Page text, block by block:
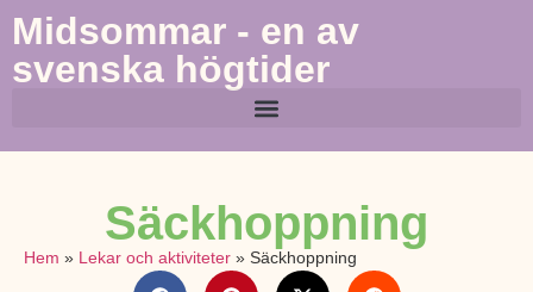
Midsommar - en av
svenska högtider
Säckhoppning
Hem » Lekar och aktiviteter » Säckhoppning